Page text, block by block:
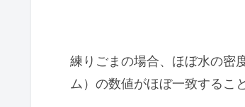
練りごまの場合、ほぼ水の密
ム）の数値がほぼ一致するこ